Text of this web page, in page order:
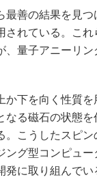
」の
善の結果を見つ
れている。こ
量子アニーリ
下を向く性質を
なる磁石の状態
こうしたスピン
グ型コンピュー
に取り組んでい